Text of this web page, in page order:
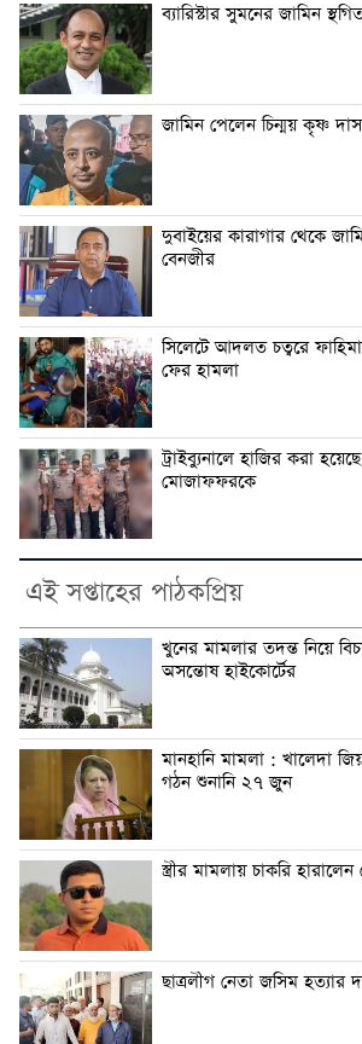
ব্যারিস্টার সুমনের জামিন
জামিন পেলেন চিন্ময় কৃষ্ণ দাস
দুবাইয়ের কারাগার থেকে
বেনজীর
সিলেটে আদলত চত্বরে
ফের হামলা
ট্রাইব্যুনালে হাজির করা
মোজাফফরকে
এই সপ্তাহের পাঠকপ্রিয়
খুনের মামলার তদন্ত নিয়ে
অসন্তোষ হাইকোর্টের
মানহানি মামলা : খালেদা
গঠন শুনানি ২৭ জুন
স্ত্রীর মামলায় চাকরি
ছাত্রলীগ নেতা জসিম হত্যার